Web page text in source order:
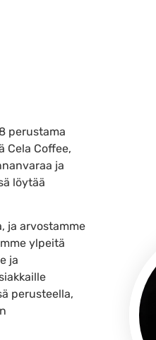
perustama
Cela Coffee,
ja
löytää
ja arvostamme
ylpeitä
ja
perusteella,